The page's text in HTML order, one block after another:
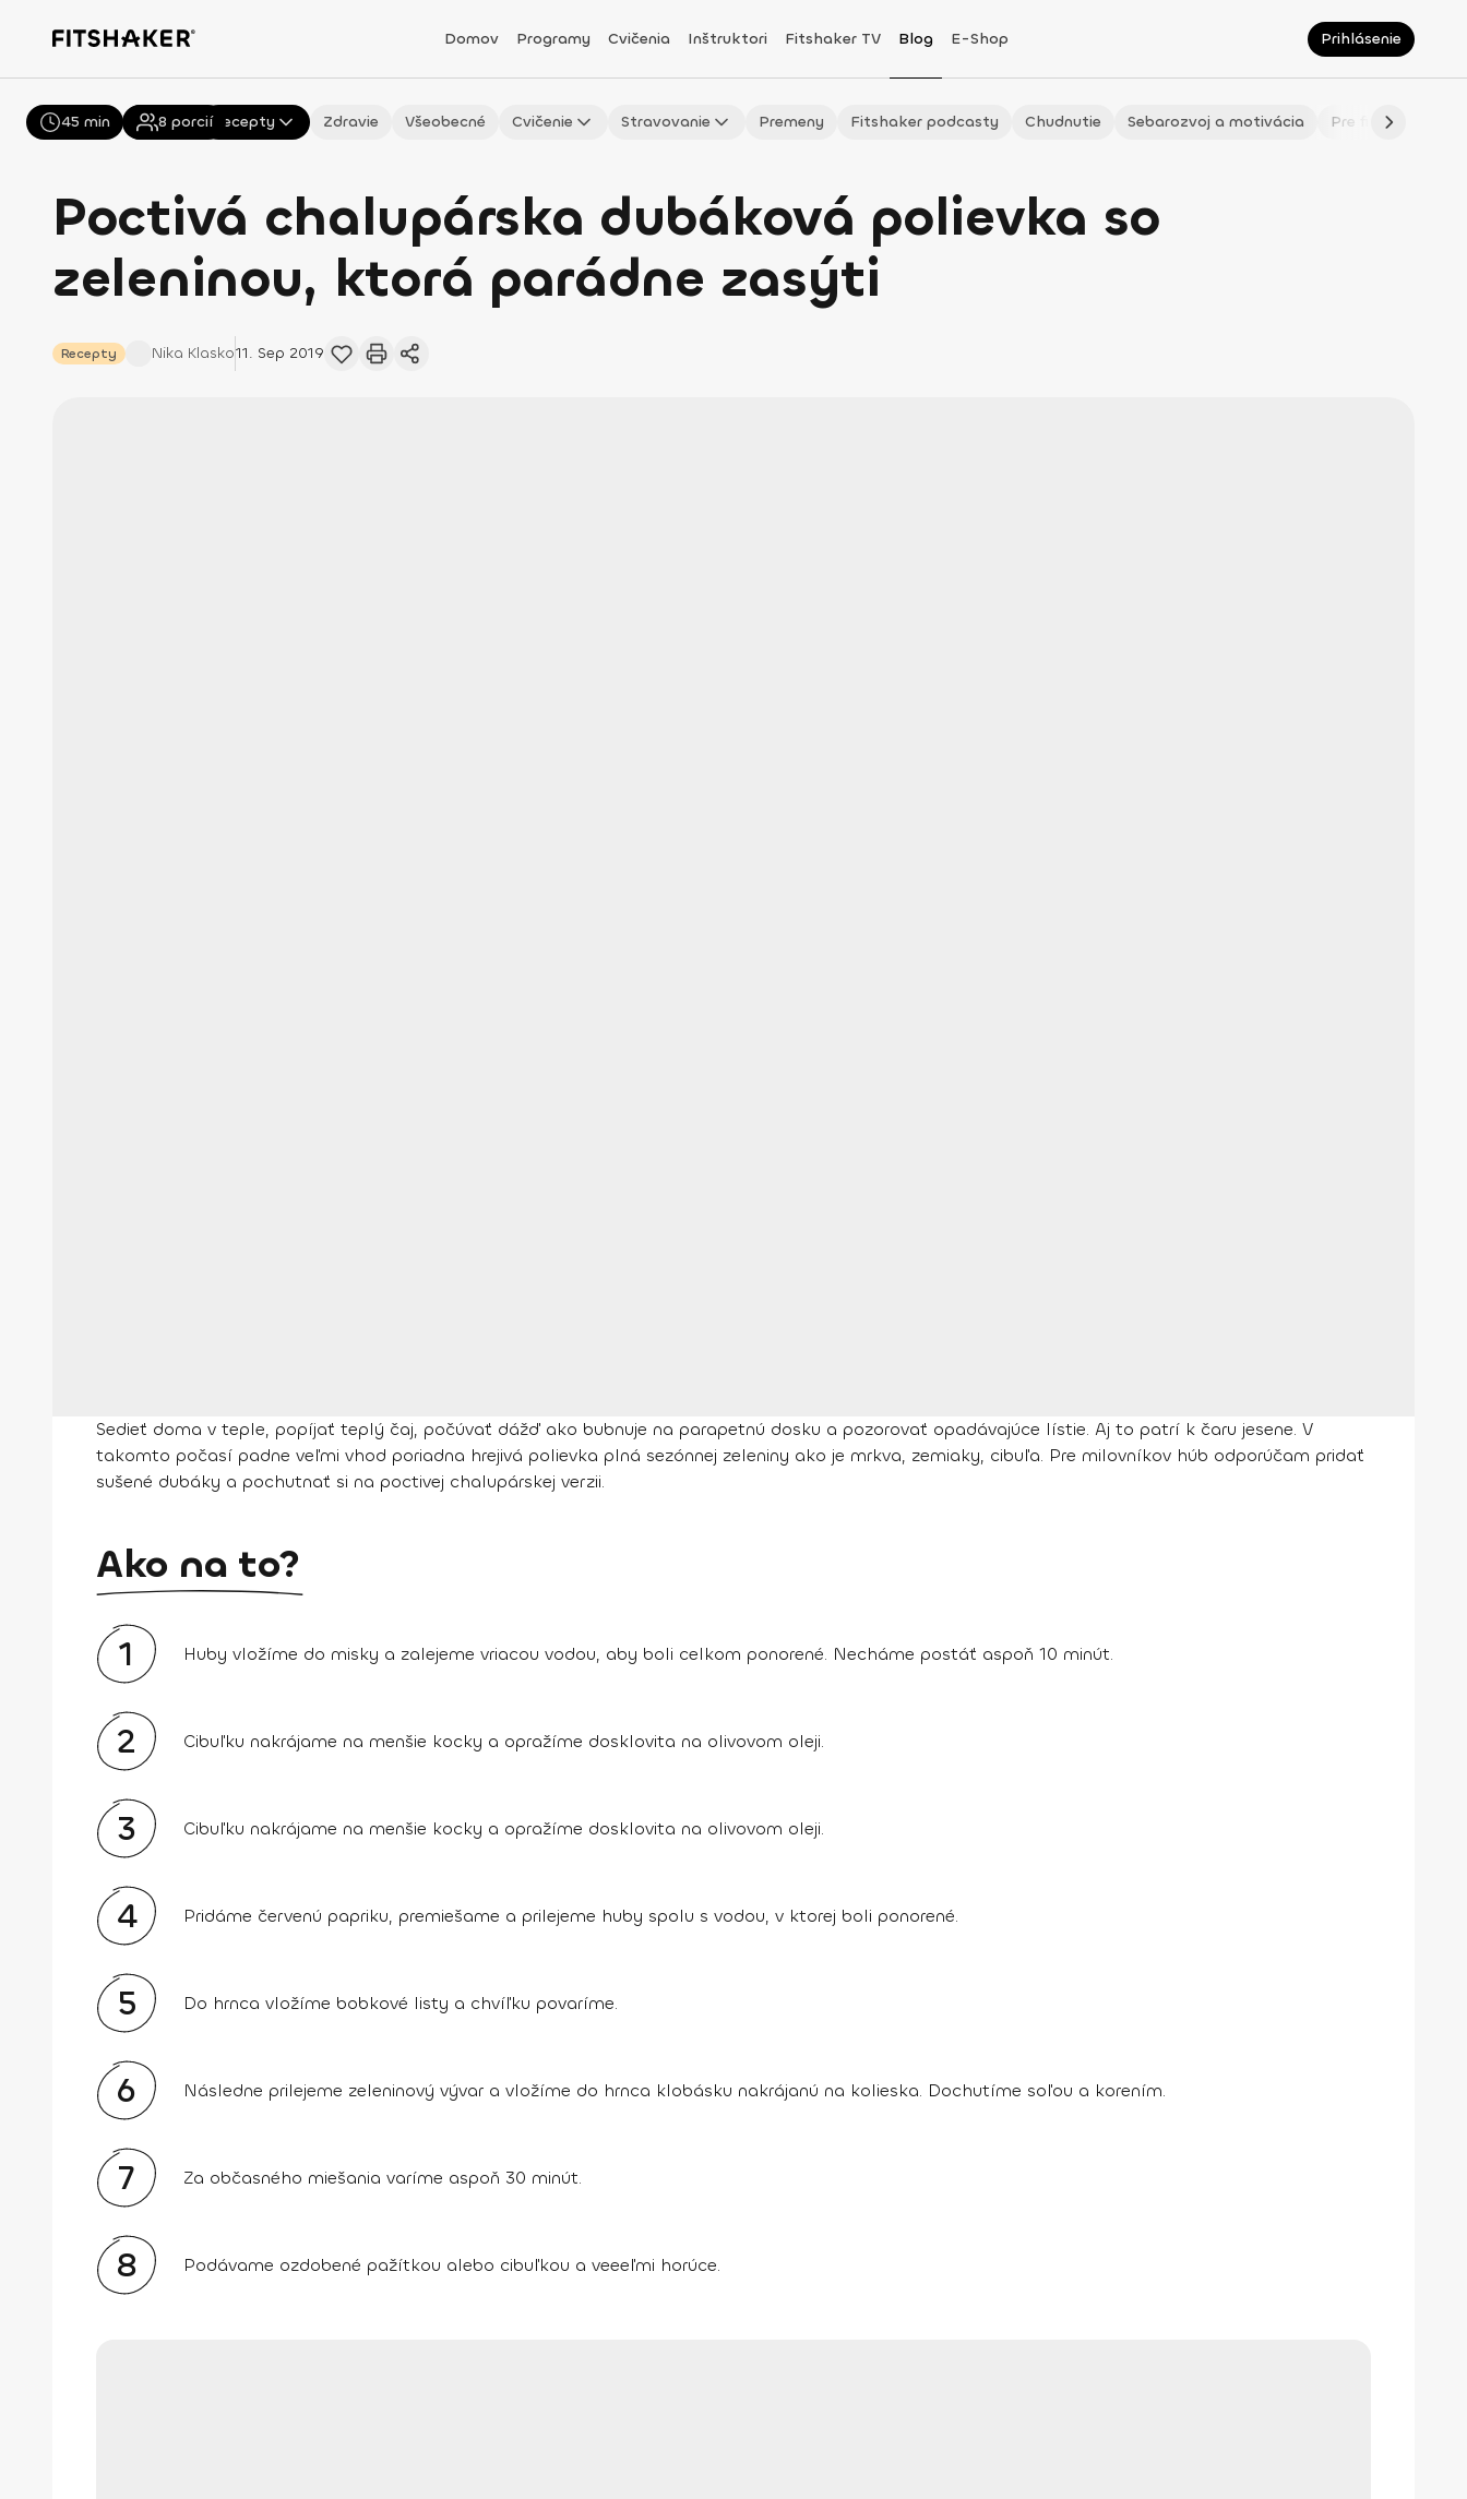
Domov Programy Cvičenia Inštruktori Fitshaker TV Blog E-Shop Prihlásenie
Všetky Recepty Zdravie Všeobecné Cvičenie Stravovanie Premeny Fitshaker podcasty Chudnutie Sebarozvoj a motivácia Pre fitmaminky
Poctivá chalupárska dubáková polievka so
zeleninou, ktorá parádne zasýti
Recepty Nika Klasko11. Sep 2019
45 min 8 porcií
Sedieť doma v teple, popíjať teplý čaj, počúvať dážď ako bubnuje na parapetnú dosku a pozorovať opadávajúce lístie. Aj to patrí k čaru jesene. V
takomto počasí padne veľmi vhod poriadna hrejivá polievka plná sezónnej zeleniny ako je mrkva, zemiaky, cibuľa. Pre milovníkov húb odporúčam pridať
sušené dubáky a pochutnať si na poctivej chalupárskej verzii.
Ako na to?
1 Huby vložíme do misky a zalejeme vriacou vodou, aby boli celkom ponorené. Necháme postáť aspoň 10 minút.
2 Cibuľku nakrájame na menšie kocky a opražíme dosklovita na olivovom oleji.
3 Cibuľku nakrájame na menšie kocky a opražíme dosklovita na olivovom oleji.
4 Pridáme červenú papriku, premiešame a prilejeme huby spolu s vodou, v ktorej boli ponorené.
5 Do hrnca vložíme bobkové listy a chvíľku povaríme.
6 Následne prilejeme zeleninový vývar a vložíme do hrnca klobásku nakrájanú na kolieska. Dochutíme soľou a korením.
7 Za občasného miešania varíme aspoň 30 minút.
8 Podávame ozdobené pažítkou alebo cibuľkou a veeeľmi horúce.